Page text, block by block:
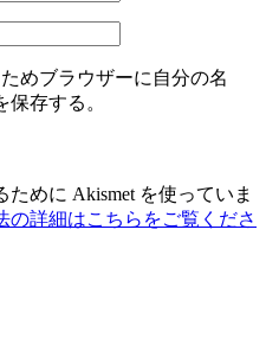
めブラウザーに自分の名
存する。
めに Akismet を使っていま
の詳細はこちらをご覧くださ